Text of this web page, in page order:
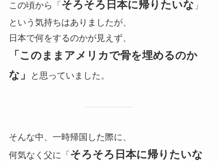
この頃から「 そろそろ日本に帰りたいな 」
という気持ちはありましたが、
日本で何をするのかが見えず、
「このままアメリカで骨を埋めるのか
な」
と思っていました。
そんな中、一時帰国した際に、
何気なく父に「 そろそろ日本に帰りたいな